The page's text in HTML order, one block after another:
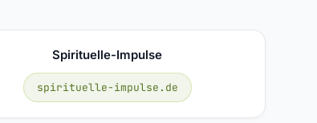
Spirituelle-Impulse
spirituelle-impulse.de